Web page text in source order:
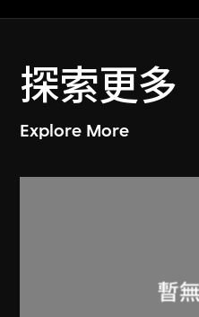
探索更多
Explore More